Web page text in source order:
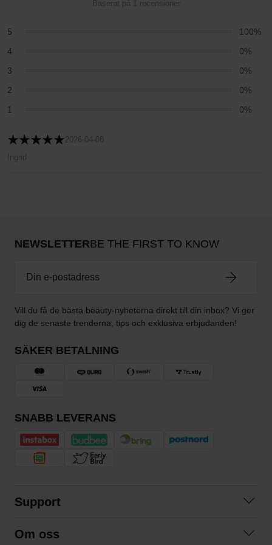
Baserat på 1 recensioner
5
100%
4
0%
3
0%
2
0%
1
0%
2026-04-08
Ingrid
NEWSLETTERBE THE FIRST TO KNOW
Vill du få de bästa beauty-nyheterna direkt till din inbox? Vi ger
dig de senaste trenderna, tips och exklusiva erbjudanden!
SÄKER BETALNING
SNABB LEVERANS
Support
Om oss